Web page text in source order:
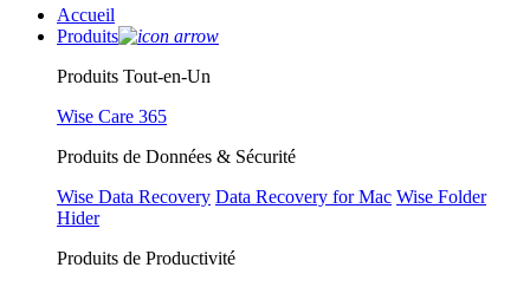
Accueil
Produits
Produits Tout-en-Un
Wise Care 365
Produits de Données & Sécurité
Wise Data Recovery Data Recovery for Mac Wise Folder
Hider
Produits de Productivité